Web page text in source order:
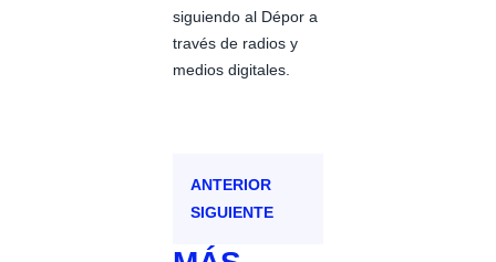
siguiendo al Dépor a
través de radios y
medios digitales.
ANTERIOR
SIGUIENTE